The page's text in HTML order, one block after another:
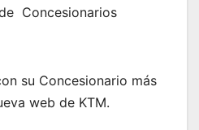
Concesionarios
su Concesionario más
web de KTM.